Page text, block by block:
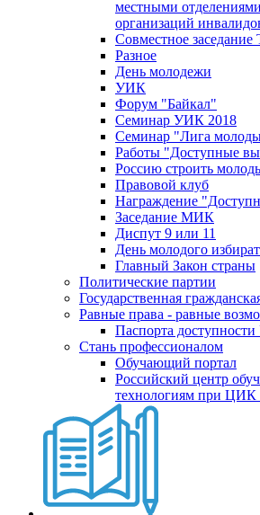
местными
организаций
Совместное
Разное
День молодежи
УИК
Форум "Байкал"
Семинар УИК 2018
Семинар "Лига
Работы "Доступные
Россию строить
Правовой клуб
Награждение
Заседание МИК
Диспут 9 или 11
День молодого
Главный Закон страны
Политические партии
Государственная
Равные права - равные
Паспорта
Стань профессионалом
Обучающий портал
Российский центр
технологиям при ЦИК